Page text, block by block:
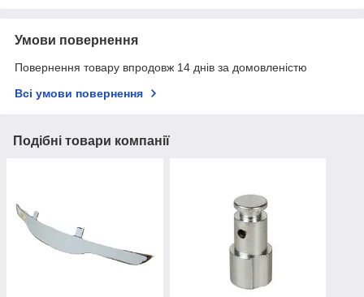
Умови повернення
Повернення товару впродовж 14 днів за домовленістю
Всі умови повернення
Подібні товари компанії